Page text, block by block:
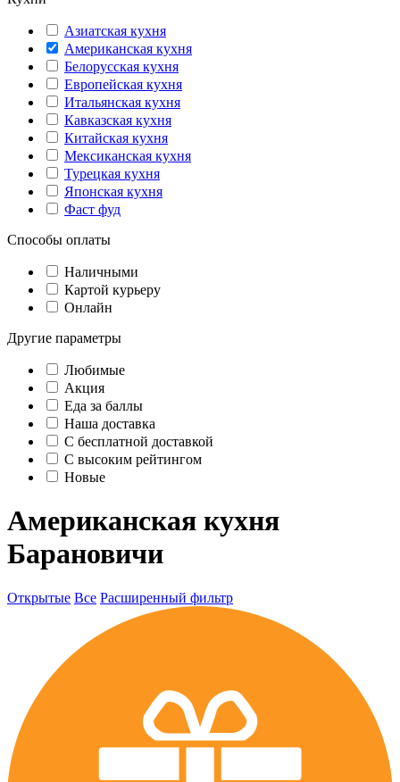
Азиатская кухня
Американская кухня
Белорусская кухня
Европейская кухня
Итальянская кухня
Кавказская кухня
Китайская кухня
Мексиканская кухня
Турецкая кухня
Японская кухня
Фаст фуд
Способы оплаты
Наличными
Картой курьеру
Онлайн
Другие параметры
Любимые
Акция
Еда за баллы
Наша доставка
C бесплатной доставкой
С высоким рейтингом
Новые
Американская кухня
Барановичи
Открытые Все Расширенный фильтр